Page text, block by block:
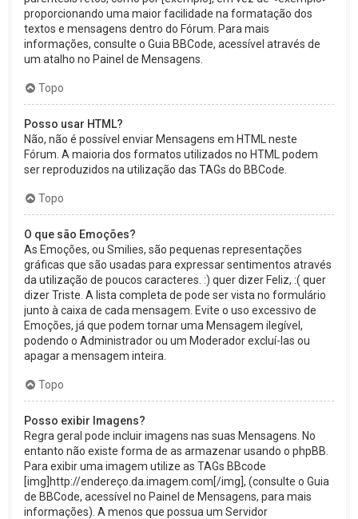
proporcionando uma maior facilidade na formatação dos
textos e mensagens dentro do Fórum. Para mais
informações, consulte o Guia BBCode, acessível através de
um atalho no Painel de Mensagens.
Topo
Posso usar HTML?
Não, não é possível enviar Mensagens em HTML neste
Fórum. A maioria dos formatos utilizados no HTML podem
ser reproduzidos na utilização das TAGs do BBCode.
Topo
O que são Emoções?
As Emoções, ou Smilies, são pequenas representações
gráficas que são usadas para expressar sentimentos através
da utilização de poucos caracteres. :) quer dizer Feliz, :( quer
dizer Triste. A lista completa de pode ser vista no formulário
junto à caixa de cada mensagem. Evite o uso excessivo de
Emoções, já que podem tornar uma Mensagem ilegível,
podendo o Administrador ou um Moderador excluí-las ou
apagar a mensagem inteira.
Topo
Posso exibir Imagens?
Regra geral pode incluir imagens nas suas Mensagens. No
entanto não existe forma de as armazenar usando o phpBB.
Para exibir uma imagem utilize as TAGs BBcode
[img]http://endereço.da.imagem.com[/img], (consulte o Guia
de BBCode, acessível no Painel de Mensagens, para mais
informações). A menos que possua um Servidor